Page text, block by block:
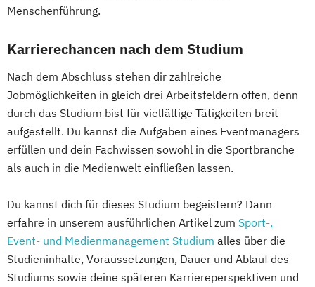
Menschenführung.
Karrierechancen nach dem Studium
Nach dem Abschluss stehen dir zahlreiche
Jobmöglichkeiten in gleich drei Arbeitsfeldern offen, denn
durch das Studium bist für vielfältige Tätigkeiten breit
aufgestellt. Du kannst die Aufgaben eines Eventmanagers
erfüllen und dein Fachwissen sowohl in die Sportbranche
als auch in die Medienwelt einfließen lassen.
Du kannst dich für dieses Studium begeistern? Dann
erfahre in unserem ausführlichen Artikel zum Sport-,
Event- und Medienmanagement Studium alles über die
Studieninhalte, Voraussetzungen, Dauer und Ablauf des
Studiums sowie deine späteren Karriereperspektiven und